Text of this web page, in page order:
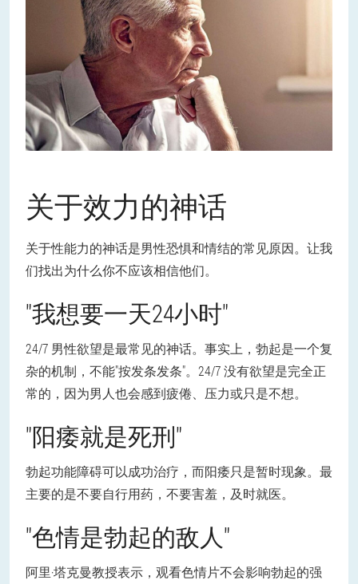
关于效力的神话
关于性能力的神话是男性恐惧和情结的常见原因。让我
们找出为什么你不应该相信他们。
"我想要一天24小时"
24/7 男性欲望是最常见的神话。事实上，勃起是一个复
杂的机制，不能"按发条发条"。24/7 没有欲望是完全正
常的，因为男人也会感到疲倦、压力或只是不想。
"阳痿就是死刑"
勃起功能障碍可以成功治疗，而阳痿只是暂时现象。最
主要的是不要自行用药，不要害羞，及时就医。
"色情是勃起的敌人"
阿里·塔克曼教授表示，观看色情片不会影响勃起的强